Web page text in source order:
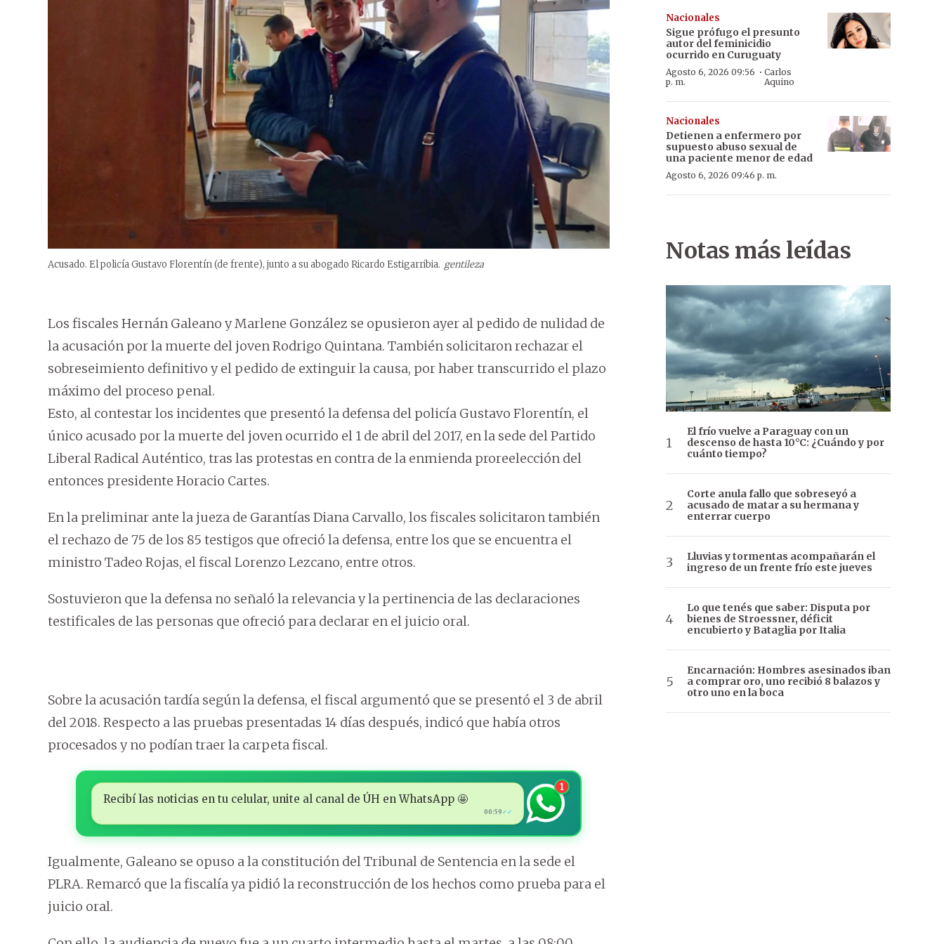
Acusado. El policía Gustavo Florentín (de frente), junto a su abogado Ricardo Estigarribia. gentileza
Los fiscales Hernán Galeano y Marlene González se opusieron ayer al pedido de nulidad de
la acusación por la muerte del joven Rodrigo Quintana. También solicitaron rechazar el
sobreseimiento definitivo y el pedido de extinguir la causa, por haber transcurrido el plazo
máximo del proceso penal.
Esto, al contestar los incidentes que presentó la defensa del policía Gustavo Florentín, el
único acusado por la muerte del joven ocurrido el 1 de abril del 2017, en la sede del Partido
Liberal Radical Auténtico, tras las protestas en contra de la enmienda proreelección del
entonces presidente Horacio Cartes.
En la preliminar ante la jueza de Garantías Diana Carvallo, los fiscales solicitaron también
el rechazo de 75 de los 85 testigos que ofreció la defensa, entre los que se encuentra el
ministro Tadeo Rojas, el fiscal Lorenzo Lezcano, entre otros.
Sostuvieron que la defensa no señaló la relevancia y la pertinencia de las declaraciones
testificales de las personas que ofreció para declarar en el juicio oral.
Sobre la acusación tardía según la defensa, el fiscal argumentó que se presentó el 3 de abril
del 2018. Respecto a las pruebas presentadas 14 días después, indicó que había otros
procesados y no podían traer la carpeta fiscal.
Recibí las noticias en tu celular, unite al canal de ÚH en WhatsApp 🤩
00:59 ✓✓
1
Igualmente, Galeano se opuso a la constitución del Tribunal de Sentencia en la sede el
PLRA. Remarcó que la fiscalía ya pidió la reconstrucción de los hechos como prueba para el
juicio oral.
Nacionales
Sigue prófugo el presunto
autor del feminicidio
ocurrido en Curuguaty
Agosto 6, 2026 09:56
p. m.
·Carlos
Aquino
Nacionales
Detienen a enfermero por
supuesto abuso sexual de
una paciente menor de edad
Agosto 6, 2026 09:46 p. m.
Notas más leídas
El frío vuelve a Paraguay con un
descenso de hasta 10°C: ¿Cuándo y por
cuánto tiempo?
Corte anula fallo que sobreseyó a
acusado de matar a su hermana y
enterrar cuerpo
Lluvias y tormentas acompañarán el
ingreso de un frente frío este jueves
Lo que tenés que saber: Disputa por
bienes de Stroessner, déficit
encubierto y Bataglia por Italia
Encarnación: Hombres asesinados iban
a comprar oro, uno recibió 8 balazos y
otro uno en la boca